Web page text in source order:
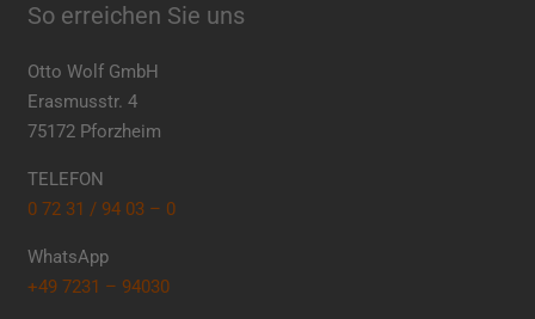
So erreichen Sie uns
Otto Wolf GmbH
Erasmusstr. 4
75172 Pforzheim
TELEFON
0 72 31 / 94 03 – 0
WhatsApp
+49 7231 – 94030